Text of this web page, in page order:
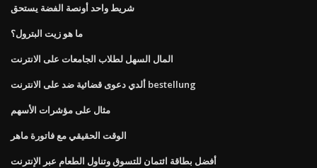
شريط واحد أونصة الفضة يستحق
ما هو زيت البترول؟
المال السهل لطلاب الجامعات على الانترنت
ألدي دعوى قضائية ضد على الانترنت bestellung
مثال على مؤشرات الأسهم
الوقت الحقيقي مع فاتورة ماهر
أفضل بطاقة ائتمان للتسوق وتناول الطعام عبر الإنترنت